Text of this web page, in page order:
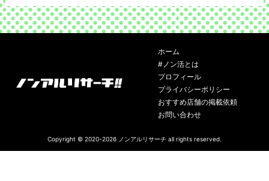
ホーム
#ノン活とは
プロフィール
プライバシーポリシー
おすすめ店舗の掲載依頼
お問い合わせ
Copyright © 2020-2026 ノンアルリサーチ all rights reserved.